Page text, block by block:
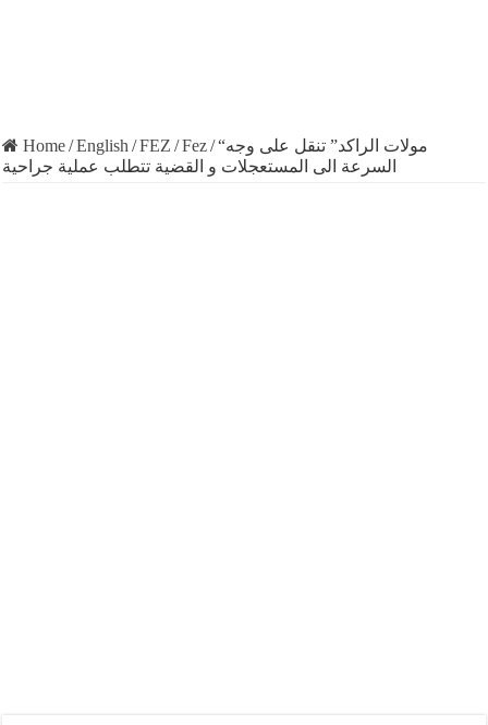
Home/English /FEZ /Fez/“مولات الراكد” تنقل على وجه
السرعة الى المستعجلات و القضية تتطلب عملية جراحية